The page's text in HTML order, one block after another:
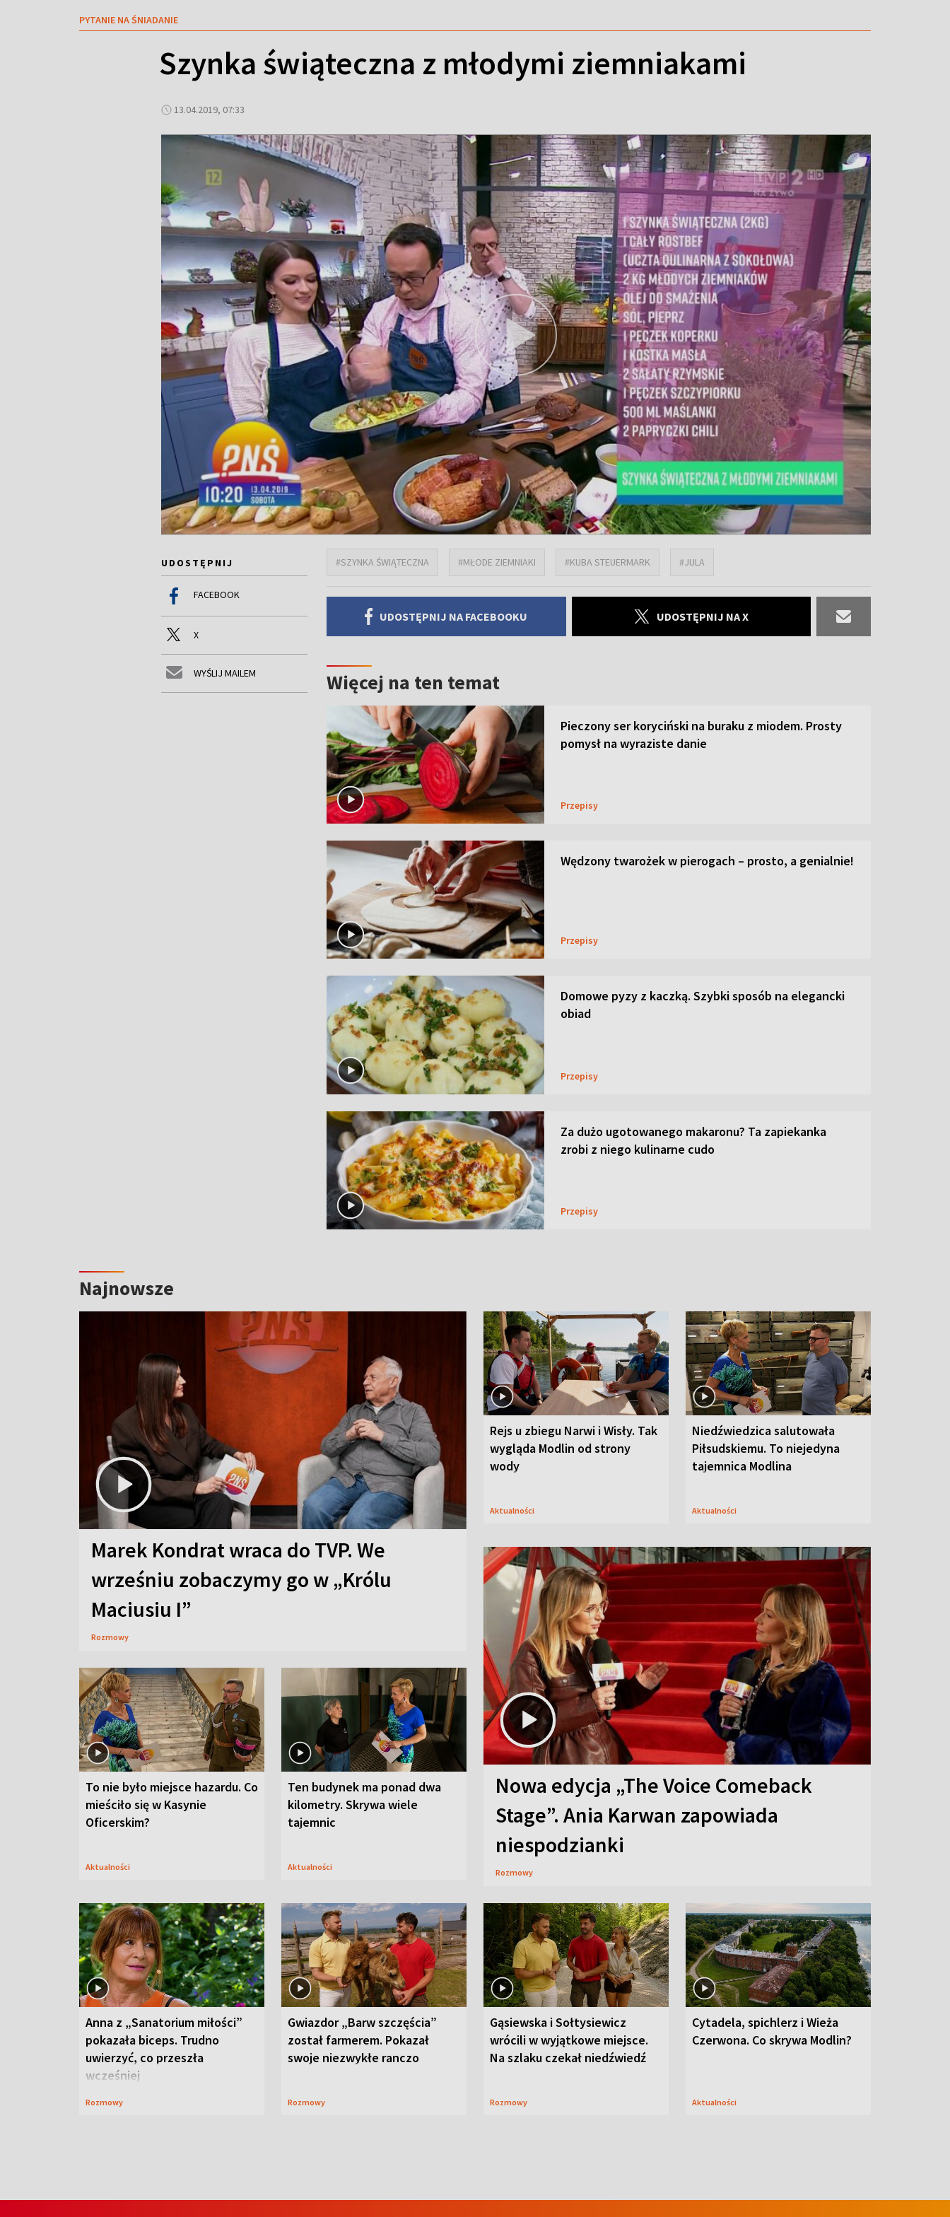
PYTANIE NA ŚNIADANIE
Szynka świąteczna z młodymi ziemniakami
13.04.2019, 07:33
UDOSTĘPNIJ
FACEBOOK
X
WYŚLIJ MAILEM
#SZYNKA ŚWIĄTECZNA #MŁODE ZIEMNIAKI #KUBA STEUERMARK #JULA
UDOSTĘPNIJ NA FACEBOOKU UDOSTĘPNIJ NA X
Więcej na ten temat
Pieczony ser koryciński na buraku z miodem. Prosty
pomysł na wyraziste danie
Przepisy
Wędzony twarożek w pierogach – prosto, a genialnie!
Przepisy
Domowe pyzy z kaczką. Szybki sposób na elegancki
obiad
Przepisy
Za dużo ugotowanego makaronu? Ta zapiekanka
zrobi z niego kulinarne cudo
Przepisy
Najnowsze
Marek Kondrat wraca do TVP. We
wrześniu zobaczymy go w „Królu
Maciusiu I”
Rozmowy
Rejs u zbiegu Narwi i Wisły. Tak
wygląda Modlin od strony
wody
Aktualności
Niedźwiedzica salutowała
Piłsudskiemu. To niejedyna
tajemnica Modlina
Aktualności
To nie było miejsce hazardu. Co
mieściło się w Kasynie
Oficerskim?
Aktualności
Ten budynek ma ponad dwa
kilometry. Skrywa wiele
tajemnic
Aktualności
Nowa edycja „The Voice Comeback
Stage”. Ania Karwan zapowiada
niespodzianki
Rozmowy
Anna z „Sanatorium miłości”
pokazała biceps. Trudno
uwierzyć, co przeszła
wcześniej
Rozmowy
Gwiazdor „Barw szczęścia”
został farmerem. Pokazał
swoje niezwykłe ranczo
Rozmowy
Gąsiewska i Sołtysiewicz
wrócili w wyjątkowe miejsce.
Na szlaku czekał niedźwiedź
Rozmowy
Cytadela, spichlerz i Wieża
Czerwona. Co skrywa Modlin?
Aktualności